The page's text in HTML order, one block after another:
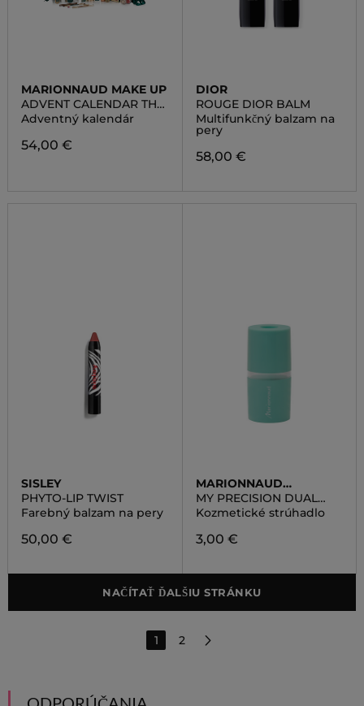
MARIONNAUD MAKE UP
ADVENT CALENDAR THE
ENCHANTED GARDEN
Adventný kalendár
54,00 €
DIOR
ROUGE DIOR BALM
Multifunkčný balzam na
pery
58,00 €
SISLEY
PHYTO-LIP TWIST
Farebný balzam na pery
50,00 €
MARIONNAUD
ACCESSORIES
MY PRECISION DUAL
SHARPENER
Kozmetické strúhadlo
3,00 €
NAČÍTAŤ ĎALŠIU STRÁNKU
1 2